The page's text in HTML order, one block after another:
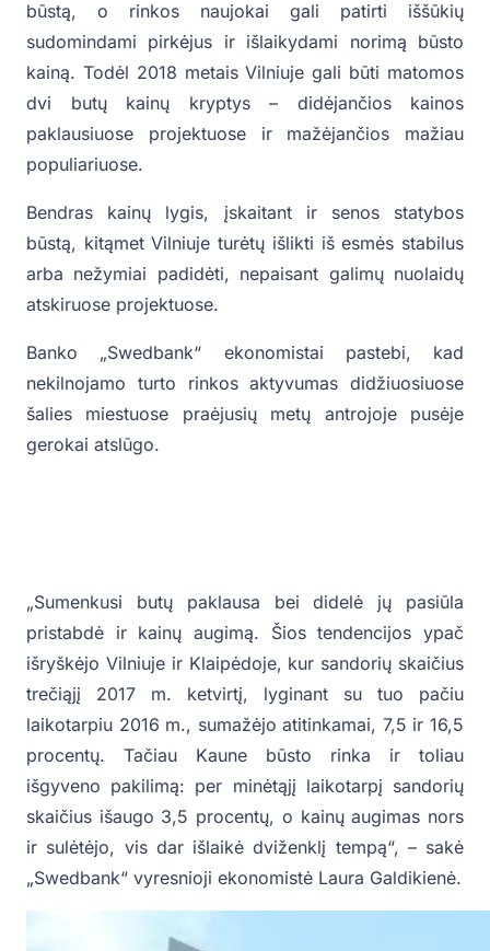
būstą, o rinkos naujokai gali patirti iššūkių
sudomindami pirkėjus ir išlaikydami norimą būsto
kainą. Todėl 2018 metais Vilniuje gali būti matomos
dvi butų kainų kryptys – didėjančios kainos
paklausiuose projektuose ir mažėjančios mažiau
populiariuose.
Bendras kainų lygis, įskaitant ir senos statybos
būstą, kitąmet Vilniuje turėtų išlikti iš esmės stabilus
arba nežymiai padidėti, nepaisant galimų nuolaidų
atskiruose projektuose.
Banko „Swedbank“ ekonomistai pastebi, kad
nekilnojamo turto rinkos aktyvumas didžiuosiuose
šalies miestuose praėjusių metų antrojoje pusėje
gerokai atslūgo.
„Sumenkusi butų paklausa bei didelė jų pasiūla
pristabdė ir kainų augimą. Šios tendencijos ypač
išryškėjo Vilniuje ir Klaipėdoje, kur sandorių skaičius
trečiąjį 2017 m. ketvirtį, lyginant su tuo pačiu
laikotarpiu 2016 m., sumažėjo atitinkamai, 7,5 ir 16,5
procentų. Tačiau Kaune būsto rinka ir toliau
išgyveno pakilimą: per minėtąjį laikotarpį sandorių
skaičius išaugo 3,5 procentų, o kainų augimas nors
ir sulėtėjo, vis dar išlaikė dviženklį tempą“, – sakė
„Swedbank“ vyresnioji ekonomistė Laura Galdikienė.